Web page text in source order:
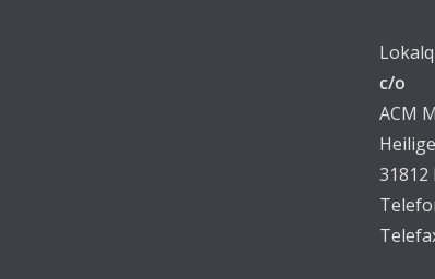
c/o
ACM
31812